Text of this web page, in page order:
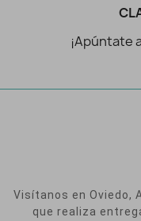
¡Apúntate
Visítanos en Oviedo,
que realiza